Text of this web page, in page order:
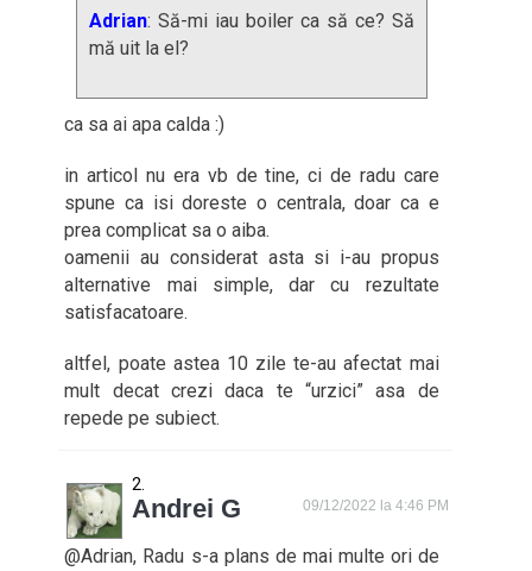
Adrian: Să-mi iau boiler ca să ce? Să
mă uit la el?
ca sa ai apa calda :)
in articol nu era vb de tine, ci de radu care
spune ca isi doreste o centrala, doar ca e
prea complicat sa o aiba.
oamenii au considerat asta si i-au propus
alternative mai simple, dar cu rezultate
satisfacatoare.
altfel, poate astea 10 zile te-au afectat mai
mult decat crezi daca te “urzici” asa de
repede pe subiect.
Andrei G 09/12/2022 la 4:46 PM
@Adrian, Radu s-a plans de mai multe ori de